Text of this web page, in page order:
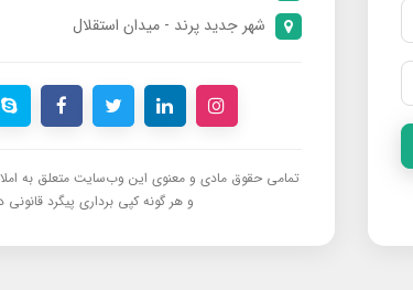
شهر جدید پرند - میدان استقلال
تمامی حقوق مادی و معنوی این وب‌سایت متعلق به
و هر گونه کپی برداری پیگرد قانونی